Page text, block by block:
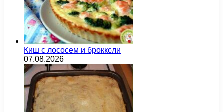
Киш с лососем и брокколи
07.08.2026